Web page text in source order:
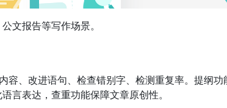
文报告等写作场景。
容、改进语句、检查错别字、检测重复率。提纲功
言表达，查重功能保障文章原创性。